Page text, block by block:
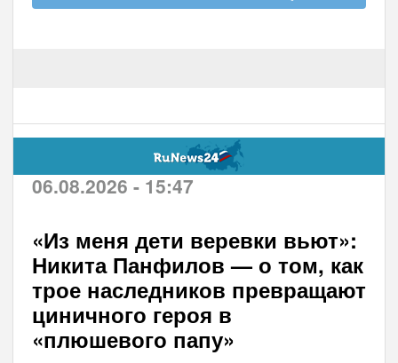
06.08.2026 - 15:47
«Из меня дети веревки вьют»:
Никита Панфилов — о том, как
трое наследников превращают
циничного героя в
«плюшевого папу»